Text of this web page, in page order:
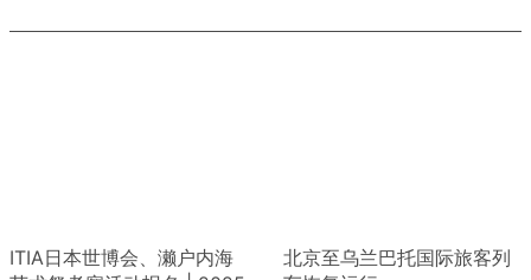
ITIA日本世博会、濑户内海
北京至乌兰巴托国际旅客列